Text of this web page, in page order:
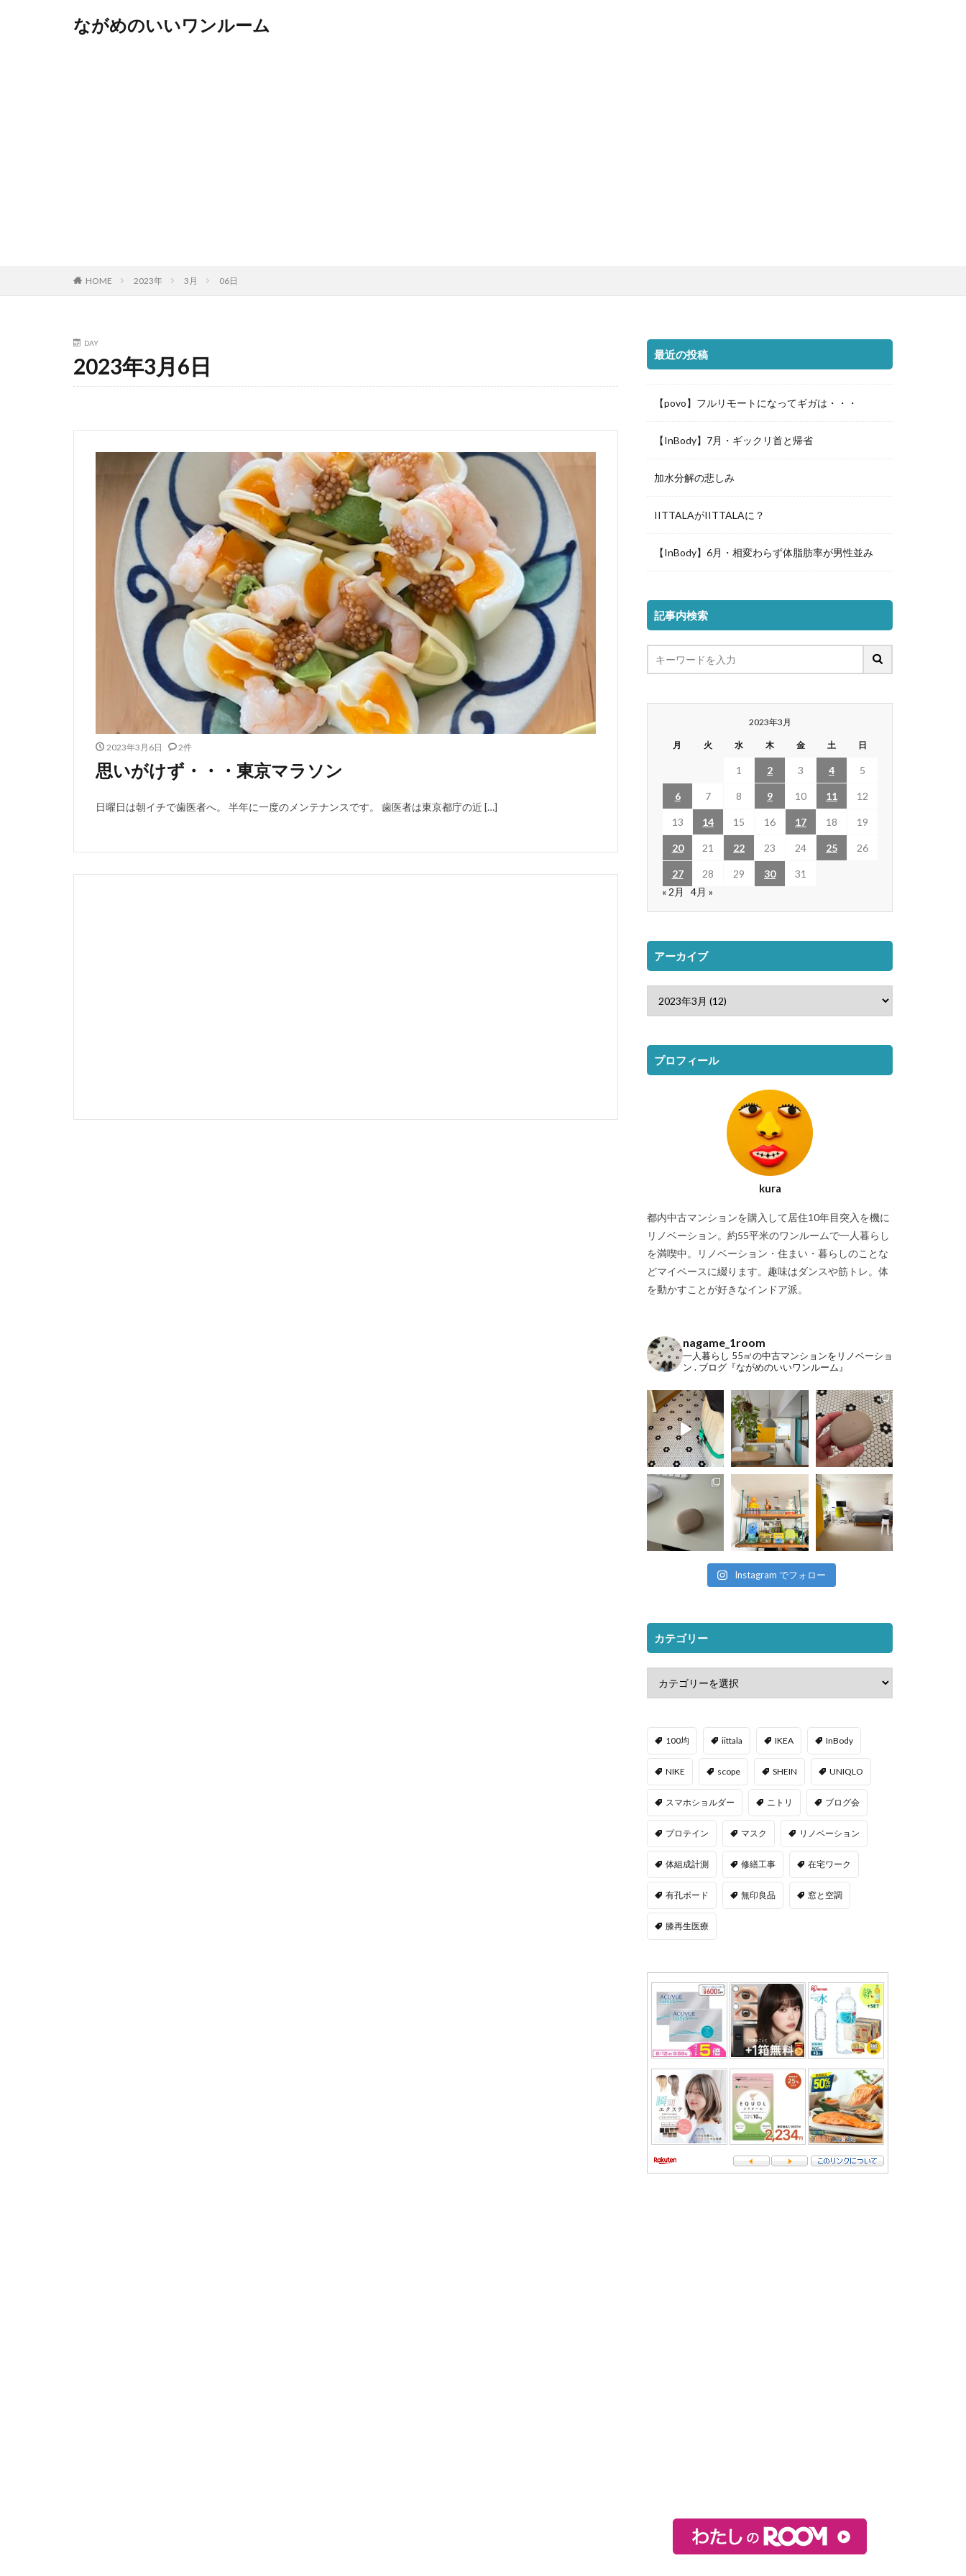
ながめのいいワンルーム
HOME 2023年 3月 06日
DAY
2023年3月6日
2023年3月6日 2件
思いがけず・・・東京マラソン
日曜日は朝イチで歯医者へ。 半年に一度のメンテナンスです。 歯医者は東京都庁の近 […]
最近の投稿
【povo】フルリモートになってギガは・・・
【InBody】7月・ギックリ首と帰省
加水分解の悲しみ
IITTALAがIITTALAに？
【InBody】6月・相変わらず体脂肪率が男性並み
記事内検索
2023年3月
月 火 水 木 金 土 日
1 2 3 4 5
6 7 8 9 10 11 12
13 14 15 16 17 18 19
20 21 22 23 24 25 26
27 28 29 30
31
« 2月
4月 »
アーカイブ
プロフィール
kura
都内中古マンションを購入して居住10年目突入を機に
リノベーション。約55平米のワンルームで一人暮らし
を満喫中。リノベーション・住まい・暮らしのことな
どマイペースに綴ります。趣味はダンスや筋トレ。体
を動かすことが好きなインドア派。
nagame_1room
一人暮らし 55㎡の中古マンションをリノベーショ
ン . ブログ『ながめのいいワンルーム』
Instagram でフォロー
カテゴリー
100均 iittala IKEA InBody
NIKE scope SHEIN UNIQLO
スマホショルダー ニトリ ブログ会
プロテイン マスク リノベーション
体組成計測 修繕工事 在宅ワーク
有孔ボード 無印良品 窓と空調
膝再生医療